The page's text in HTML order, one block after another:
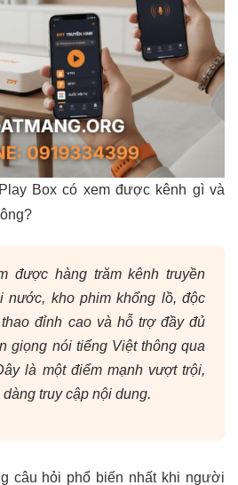
Box có xem được kênh gì và
được hàng trăm kênh truyền
nước, kho phim khổng lồ, độc
đỉnh cao và hỗ trợ đầy đủ
giọng nói tiếng Việt thông qua
là một điểm mạnh vượt trội,
truy cập nội dung.
câu hỏi phổ biến nhất khi người